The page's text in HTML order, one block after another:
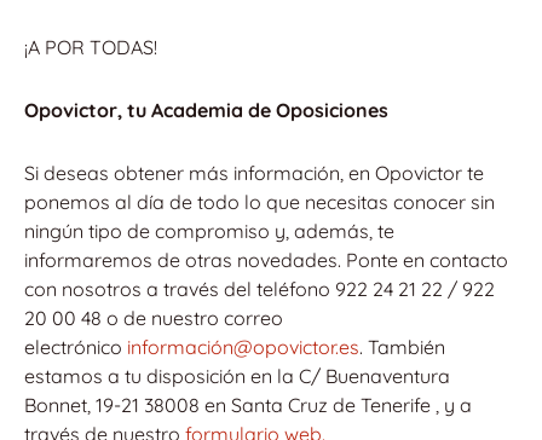
¡A POR TODAS!
Opovictor, tu Academia de Oposiciones
Si deseas obtener más información, en Opovictor te
ponemos al día de todo lo que necesitas conocer sin
ningún tipo de compromiso y, además, te
informaremos de otras novedades. Ponte en contacto
con nosotros a través del teléfono 922 24 21 22 / 922
20 00 48 o de nuestro correo
electrónico información@opovictor.es. También
estamos a tu disposición en la C/ Buenaventura
Bonnet, 19-21 38008 en Santa Cruz de Tenerife , y a
través de nuestro formulario web.